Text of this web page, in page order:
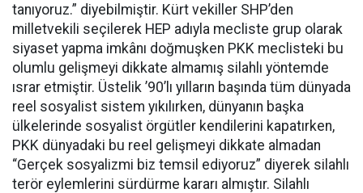
tanıyoruz.” diyebilmiştir. Kürt vekiller SHP’den
milletvekili seçilerek HEP adıyla mecliste grup olarak
siyaset yapma imkânı doğmuşken PKK meclisteki bu
olumlu gelişmeyi dikkate almamış silahlı yöntemde
ısrar etmiştir. Üstelik ’90’lı yılların başında tüm dünyada
reel sosyalist sistem yıkılırken, dünyanın başka
ülkelerinde sosyalist örgütler kendilerini kapatırken,
PKK dünyadaki bu reel gelişmeyi dikkate almadan
“Gerçek sosyalizmi biz temsil ediyoruz” diyerek silahlı
terör eylemlerini sürdürme kararı almıştır. Silahlı